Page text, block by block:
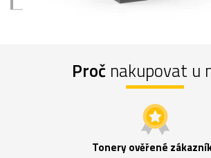
Proč nakupovat u
Tonery ověřené